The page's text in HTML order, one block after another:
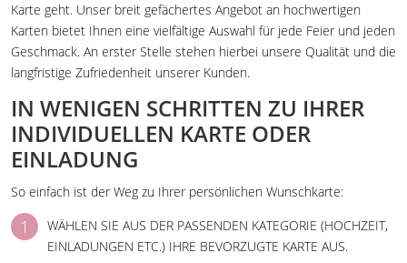
Karte geht. Unser breit gefächertes Angebot an hochwertigen
Karten bietet Ihnen eine vielfältige Auswahl für jede Feier und jeden
Geschmack. An erster Stelle stehen hierbei unsere Qualität und die
langfristige Zufriedenheit unserer Kunden.
IN WENIGEN SCHRITTEN ZU IHRER
INDIVIDUELLEN KARTE ODER
EINLADUNG
So einfach ist der Weg zu Ihrer persönlichen Wunschkarte:
WÄHLEN SIE AUS DER PASSENDEN KATEGORIE (HOCHZEIT,
EINLADUNGEN ETC.) IHRE BEVORZUGTE KARTE AUS.